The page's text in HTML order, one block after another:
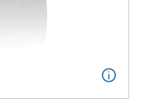
Mer